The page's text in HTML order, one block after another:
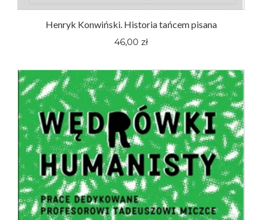
Henryk Konwiński. Historia tańcem pisana
46,00 zł